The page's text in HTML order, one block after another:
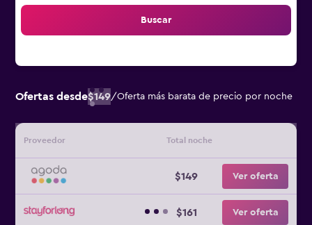
Buscar
Ofertas desde$149/Oferta más barata de precio por noche
Proveedor Total noche
$149 Ver oferta
$161 Ver oferta